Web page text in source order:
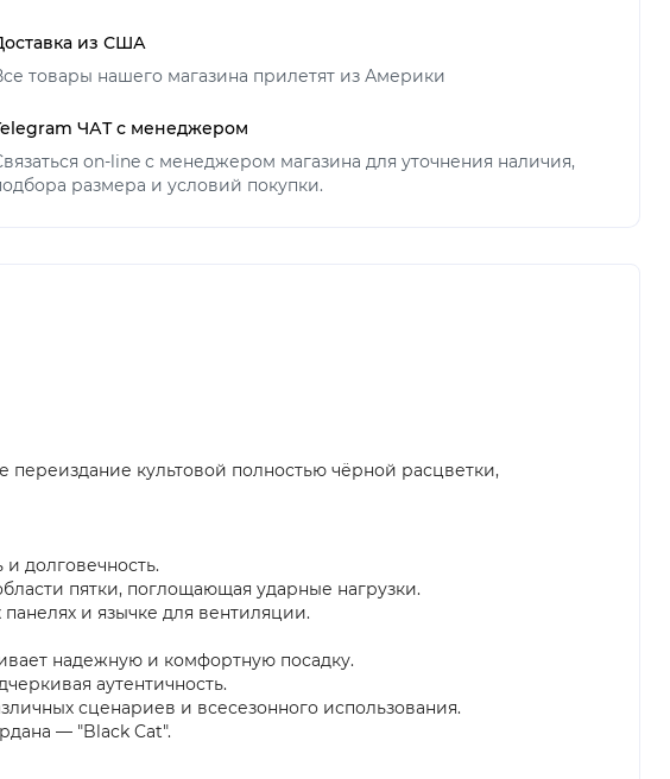
из США
товары нашего магазина прилетят из Америки
ЧАТ с менеджером
on-line с менеджером магазина для уточнения наличия,
размера и условий покупки.
переиздание культовой полностью чёрной расцветки,
долговечность.
пятки, поглощающая ударные нагрузки.
и язычке для вентиляции.
надежную и комфортную посадку.
аутентичность.
сценариев и всесезонного использования.
— "Black Cat".